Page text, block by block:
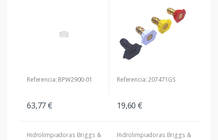
Referencia: BPW2900-01
63,77 €
Referencia: 207471GS
19,60 €
Hidrolimpiadoras Briggs &
Hidrolimpiadoras Briggs &